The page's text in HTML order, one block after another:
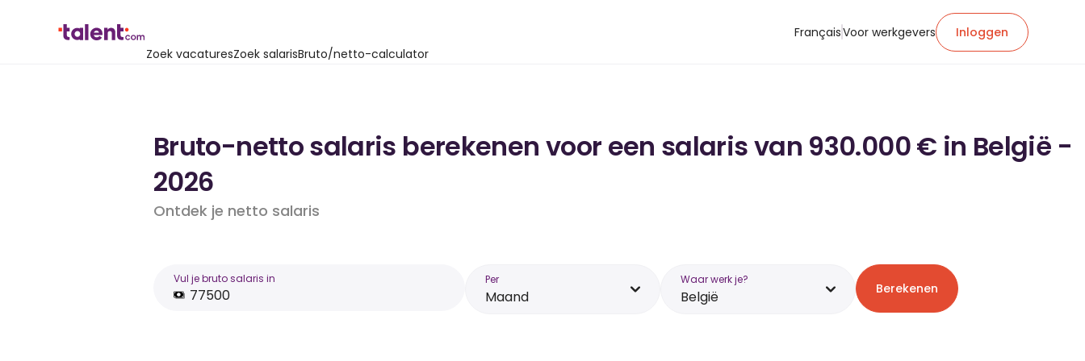
Zoek vacaturesZoek salarisBruto/netto-calculator
FrançaisVoor werkgevers Inloggen
Bruto-netto salaris berekenen voor een salaris van 930.000 € in België -
2026
Ontdek je netto salaris
Vul je bruto salaris in Per
Maand
Waar werk je?
België Berekenen